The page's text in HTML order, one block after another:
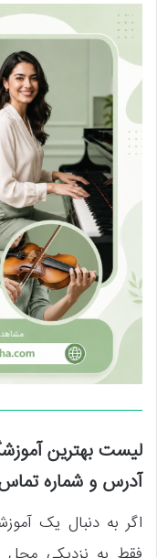
لیست بهترین
آدرس و شماره
اگر به دنبال یک